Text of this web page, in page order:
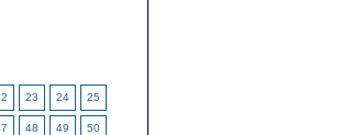
23 24 25
48 49 50